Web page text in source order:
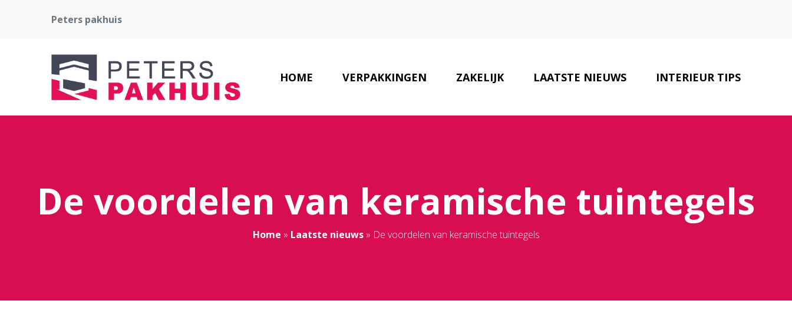
Peters pakhuis
HOME VERPAKKINGEN ZAKELIJK LAATSTE NIEUWS INTERIEUR TIPS
De voordelen van keramische tuintegels
Home » Laatste nieuws» De voordelen van keramische tuintegels